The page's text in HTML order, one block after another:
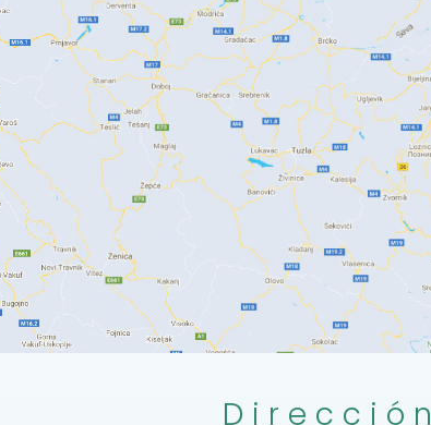
Dirección